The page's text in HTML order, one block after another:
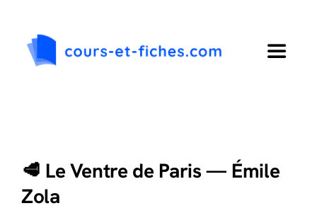
contenu
Toggle
Collège
🥩 Le Ventre de Paris — Émile
Zola